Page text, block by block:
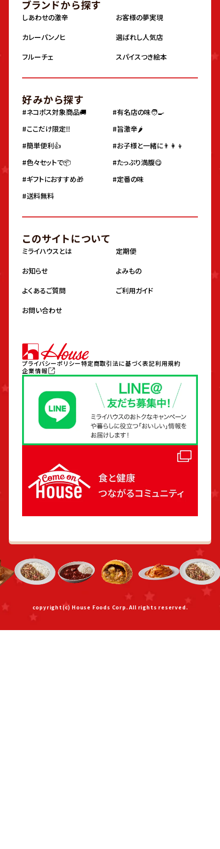
プライバシーポリシー特定商取引法に基づく表記利用規約
企業情報
ブランドから探す
しあわせの激辛
お客様の夢実現
カレーパンノヒ
選ばれし人気店
フルーチェ
スパイスつき絵本
好みから探す
#ネコポス対象商品🚚
#有名店の味🧑‍🍳
#ここだけ限定‼️
#旨激辛🌶
#簡単便利👍
#お子様と一緒に👨‍👩‍👦
#色々セットで📦
#たっぷり満腹😋
#ギフトにおすすめ🎁
#定番の味
#送料無料
このサイトについて
ミライハウスとは
定期便
お知らせ
よみもの
よくあるご質問
ご利用ガイド
お問い合わせ
copyright(c) House Foods Corp. All rights reserved.